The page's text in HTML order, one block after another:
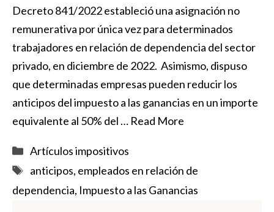
Decreto 841/2022 estableció una asignación no
remunerativa por única vez para determinados
trabajadores en relación de dependencia del sector
privado, en diciembre de 2022. Asimismo, dispuso
que determinadas empresas pueden reducir los
anticipos del impuesto a las ganancias en un importe
equivalente al 50% del … Read More
Categorías
Artículos impositivos
Etiquetas
anticipos, empleados en relación de
dependencia, Impuesto a las Ganancias